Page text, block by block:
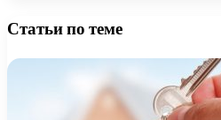
Статьи по теме